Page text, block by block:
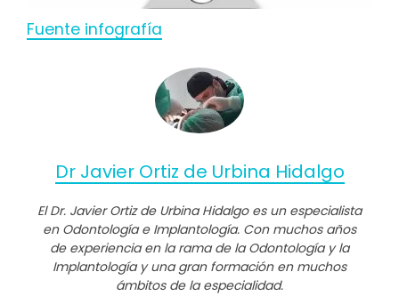
Fuente infografía
Dr Javier Ortiz de Urbina Hidalgo
El Dr. Javier Ortiz de Urbina Hidalgo es un especialista
en Odontología e Implantología. Con muchos años
de experiencia en la rama de la Odontología y la
Implantología y una gran formación en muchos
ámbitos de la especialidad.